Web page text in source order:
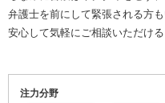
弁護士を前にして緊張される方
安心して気軽にご相談いただける
注力分野